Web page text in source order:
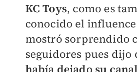
KC Toys, como es
conocido el
mostró sorprendido
seguidores pues dijo
había dejado su